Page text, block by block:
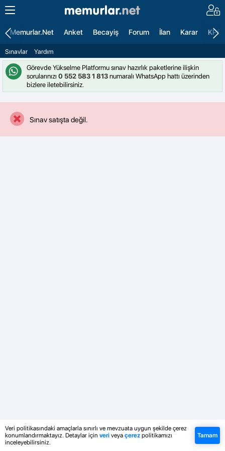
Memurlar.Net Anket Becayiş Forum İlan Karar
Sınavlar Yardım
Görevde Yükselme Platformu sınav hazırlık paketlerine ilişkin
sorularınızı0 552 583 1 813numaralı WhatsApp hattı üzerinden
bizlere iletebilirsiniz.
Sınav satışta değil.
Veri politikasındaki amaçlarla sınırlı ve mevzuata uygun şekilde çerez
konumlandırmaktayız. Detaylar için veri veya çerez politikamızı
inceleyebilirsiniz.
Tamam